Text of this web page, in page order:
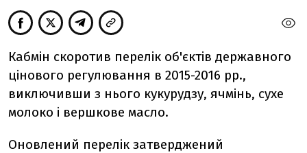
Кабмін скоротив перелік об'єктів державного
цінового регулювання в 2015-2016 рр.,
виключивши з нього кукурудзу, ячмінь, сухе
молоко і вершкове масло.
Оновлений перелік затверджений